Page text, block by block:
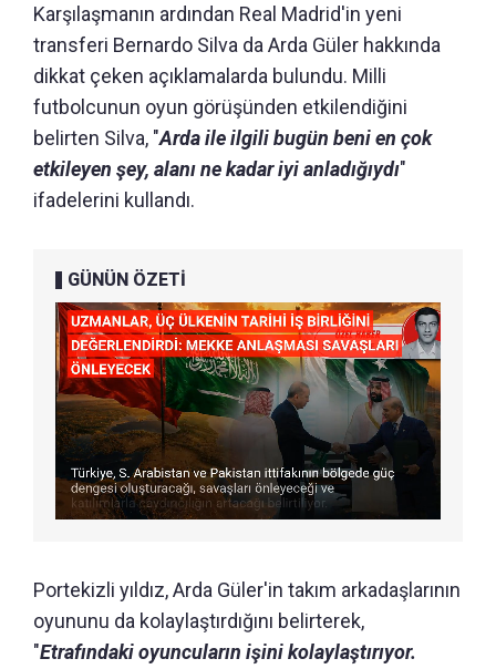
Karşılaşmanın ardından Real Madrid'in yeni
transferi Bernardo Silva da Arda Güler hakkında
dikkat çeken açıklamalarda bulundu. Milli
futbolcunun oyun görüşünden etkilendiğini
belirten Silva, "Arda ile ilgili bugün beni en çok
etkileyen şey, alanı ne kadar iyi anladığıydı"
ifadelerini kullandı.
GÜNÜN ÖZETİ
Portekizli yıldız, Arda Güler'in takım arkadaşlarının
oyununu da kolaylaştırdığını belirterek,
"Etrafındaki oyuncuların işini kolaylaştırıyor.